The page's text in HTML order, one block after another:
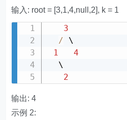
输入: root = [3,1,4,null,2], k = 1
3
/ \
1
4
  \
2
输出: 4
示例 2: